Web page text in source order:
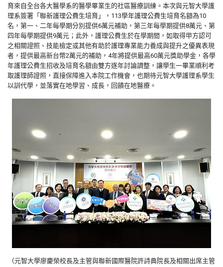
育來自全台各大醫學系的醫學畢業生的社區醫療訓練。本次與元智大學護
理系簽署「聯新護理公費生培育」，113學年護理公費生培育名額為10
名，第一、二年每學期分別提供6萬元補助，第三年每學期提供8萬元、第
四年每學期提供9萬元；此外，護理公費生於在學期間，如取得甲方認可
之相關證照、技能檢定或其他有助於護理專業能力養成與提升之優異表現
者，提供最高新台幣2萬元的補助，4年將提供最高60萬元獎助學金，各學
年護理公費生招收及培育名額由雙方逐年討論調整，讓學生一畢業順利考
取護理師證照，直接保障進入本院工作機會，也期待元智大學護理系學生
以訓代學，並落實在地學習、成長，回饋在地醫療。
（元智大學廖慶榮校長及主管與聯新國際醫院許詩典院長及相關出席主管